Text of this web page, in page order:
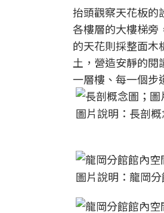
抬頭觀察天花板的
各樓層的大樓梯旁
的天花則採整面木
土，營造安靜的閱
一層樓、每一個步
圖片說明：長剖
圖片說明：龍岡